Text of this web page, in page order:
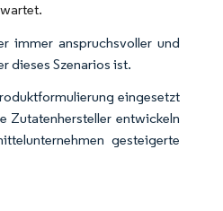
immer anspruchsvoller und
dieses Szenarios ist.
eingesetzt
Zutatenhersteller entwickeln
gesteigerte